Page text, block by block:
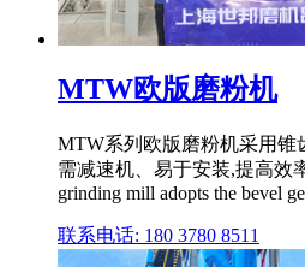
MTW欧版磨粉机
MTW系列欧版磨粉机采用锥
需减速机、易于安装,提高效
grinding mill adopts the bevel
联系电话: 180 3780 8511